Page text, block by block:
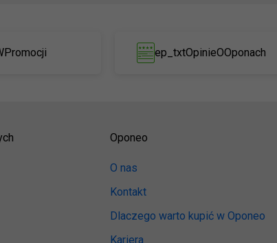
ep_txtOpinieOOponach
Oponeo
O nas
Kontakt
Dlaczego warto kupić w Oponeo
Kariera